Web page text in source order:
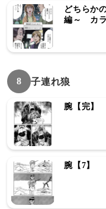
どちらか
編～ カ
8 子連れ狼
腕【完】
腕【7】